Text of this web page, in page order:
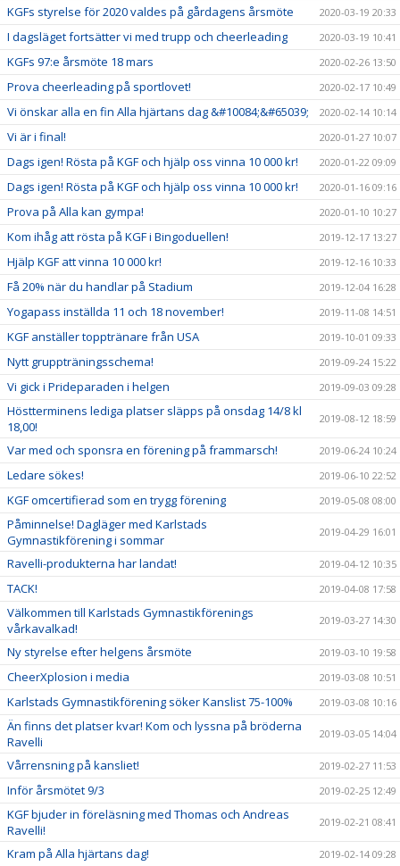
KGFs styrelse för 2020 valdes på gårdagens årsmöte 2020-03-19 20:33
I dagsläget fortsätter vi med trupp och cheerleading 2020-03-19 10:41
KGFs 97:e årsmöte 18 mars 2020-02-26 13:50
Prova cheerleading på sportlovet! 2020-02-17 10:49
Vi önskar alla en fin Alla hjärtans dag &#10084;&#65039; 2020-02-14 10:14
Vi är i final! 2020-01-27 10:07
Dags igen! Rösta på KGF och hjälp oss vinna 10 000 kr! 2020-01-22 09:09
Dags igen! Rösta på KGF och hjälp oss vinna 10 000 kr! 2020-01-16 09:16
Prova på Alla kan gympa! 2020-01-10 10:27
Kom ihåg att rösta på KGF i Bingoduellen! 2019-12-17 13:27
Hjälp KGF att vinna 10 000 kr! 2019-12-16 10:33
Få 20% när du handlar på Stadium 2019-12-04 16:28
Yogapass inställda 11 och 18 november! 2019-11-08 14:51
KGF anställer topptränare från USA 2019-10-01 09:33
Nytt gruppträningsschema! 2019-09-24 15:22
Vi gick i Prideparaden i helgen 2019-09-03 09:28
Höstterminens lediga platser släpps på onsdag 14/8 kl
18,00!
2019-08-12 18:59
Var med och sponsra en förening på frammarsch! 2019-06-24 10:24
Ledare sökes! 2019-06-10 22:52
KGF omcertifierad som en trygg förening 2019-05-08 08:00
Påminnelse! Dagläger med Karlstads
Gymnastikförening i sommar
2019-04-29 16:01
Ravelli-produkterna har landat! 2019-04-12 10:35
TACK! 2019-04-08 17:58
Välkommen till Karlstads Gymnastikförenings
vårkavalkad!
2019-03-27 14:30
Ny styrelse efter helgens årsmöte 2019-03-10 19:58
CheerXplosion i media 2019-03-08 10:51
Karlstads Gymnastikförening söker Kanslist 75-100% 2019-03-08 10:16
Än finns det platser kvar! Kom och lyssna på bröderna
Ravelli
2019-03-05 14:04
Vårrensning på kansliet! 2019-02-27 11:53
Inför årsmötet 9/3 2019-02-25 12:49
KGF bjuder in föreläsning med Thomas och Andreas
Ravelli!
2019-02-21 08:41
Kram på Alla hjärtans dag! 2019-02-14 09:28